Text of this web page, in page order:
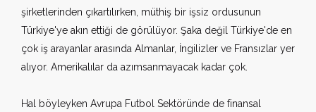
şirketlerinden çıkartılırken, müthiş bir işsiz ordusunun
Türkiye'ye akın ettiği de görülüyor. Şaka değil Türkiye'de en
çok iş arayanlar arasında Almanlar, İngilizler ve Fransızlar yer
alıyor. Amerikalılar da azımsanmayacak kadar çok.
Hal böyleyken Avrupa Futbol Sektöründe de finansal